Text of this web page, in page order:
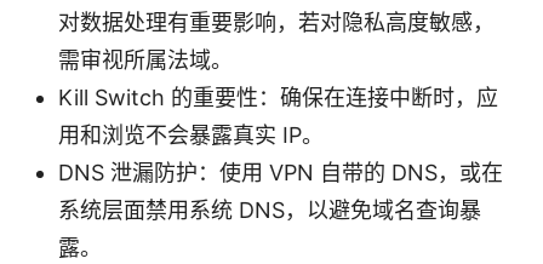
对数据处理有重要影响，若对隐私高度敏感，
需审视所属法域。
Kill Switch 的重要性：确保在连接中断时，应
用和浏览不会暴露真实 IP。
DNS 泄漏防护：使用 VPN 自带的 DNS，或在
系统层面禁用系统 DNS，以避免域名查询暴
露。